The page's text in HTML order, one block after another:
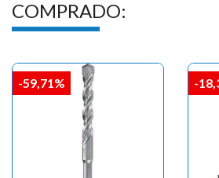
COMPRADO:
-59,71% -